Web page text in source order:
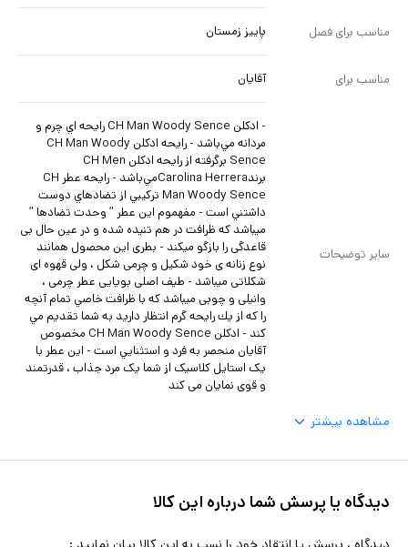
مناسب برای فصل پاییز زمستان
مناسب برای آقایان
سایر توضیحات
- ادكلن CH Man Woody Sence رايحه اي چرم و
مردانه مي‌باشد - رايحه ادكلن CH Man Woody
Sence برگرفته از رايحه ادكلن CH Men
برندCarolina Herreraمي‌باشد - رايحه عطر CH
Man Woody Sence تركيبي از تضادهاي دوست
داشتني است - مفهموم این عطر ” وحدت تضادها ”
میباشد که ظرافت در هم تنیده شده و در عین حال بی
قاعدگی را بازگو میکند - بطری این محصول همانند
نوع زنانه ی خود شکیل و چرمی شکل ، ولی قهوه ای
شکلاتی میباشد - طیف اصلی بویایی عطر چرمی ،
وانیلی و چوبی میباشد كه با ظرافت خاصي تمام آنچه
را كه از يك رايحه گرم انتظار داريد به شما تقديم مي
كند - ادكلن CH Man Woody Sence مخصوص
آقايان منحصر به فرد و استثنايي است - این عطر با
یک استایل کلاسیک از شما یک مرد جذاب ، قدرتمند
و قوی نمایان می کند
مشاهده بیشتر
دیدگاه یا پرسش شما درباره این کالا